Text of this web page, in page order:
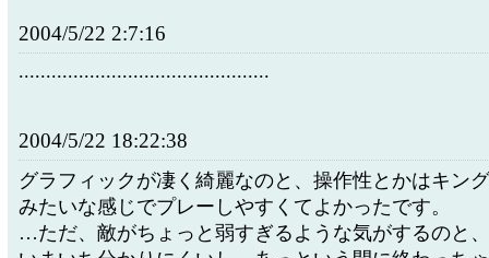
2004/5/22 2:7:16
..............................................
2004/5/22 18:22:38
グラフィックが凄く綺麗なのと、操作性とかはキン
みたいな感じでプレーしやすくてよかったです。
…ただ、敵がちょっと弱すぎるような気がするのと